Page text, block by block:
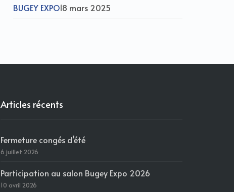
BUGEY EXPO18 mars 2025
Articles récents
Fermeture congés d’été
6 juillet 2026
Participation au salon Bugey Expo 2026
10 avril 2026